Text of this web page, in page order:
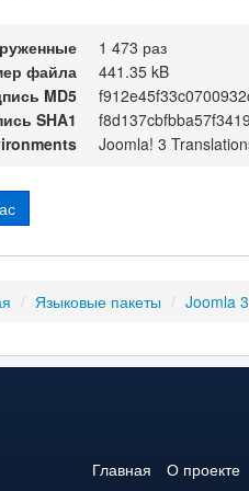
1 473 раз
файла
441.35 kB
MD5
SHA1
Joomla! 3
/ Языковые пакеты / Joomla
Главная О проекте